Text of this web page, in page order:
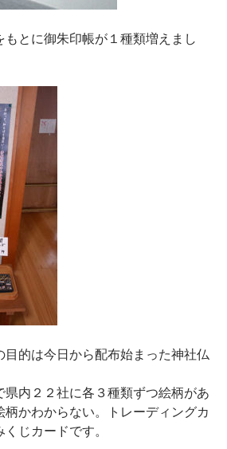
とに御朱印帳が１種類増えまし
的は今日から配布始まった神社仏
県内２２社に各３種類ずつ絵柄があ
柄かわからない。トレーディングカ
じカードです。